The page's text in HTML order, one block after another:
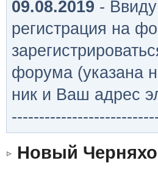
09.08.2019 -
регистрация на
форума (указана
ник и Ваш адрес
Новый